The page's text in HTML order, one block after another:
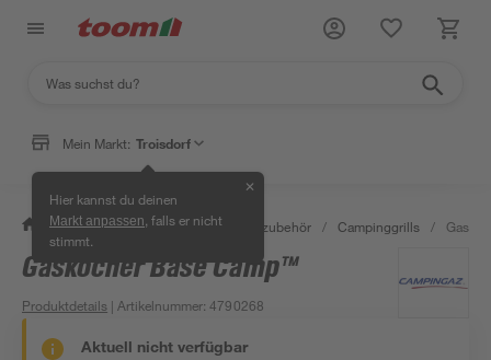
Mein Markt: Troisdorf
Hier kannst du deinen
Markt anpassen , falls er nicht
stimmt.
✕
/ Garten & Freizeit / Grills & Grillzubehör / Campinggrills /
Gaskocher Base Camp™
Produktdetails | Artikelnummer:4790268
Aktuell nicht verfügbar